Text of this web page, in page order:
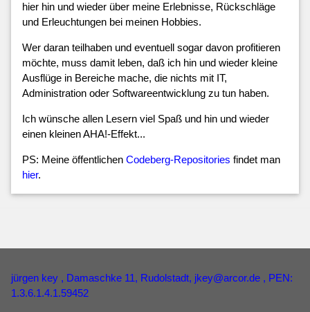
hier hin und wieder über meine Erlebnisse, Rückschläge
und Erleuchtungen bei meinen Hobbies.
Wer daran teilhaben und eventuell sogar davon profitieren
möchte, muss damit leben, daß ich hin und wieder kleine
Ausflüge in Bereiche mache, die nichts mit IT,
Administration oder Softwareentwicklung zu tun haben.
Ich wünsche allen Lesern viel Spaß und hin und wieder
einen kleinen AHA!-Effekt...
PS: Meine öffentlichen Codeberg-Repositories findet man
hier.
jürgen key , Damaschke 11, Rudolstadt, jkey@arcor.de , PEN:
1.3.6.1.4.1.59452